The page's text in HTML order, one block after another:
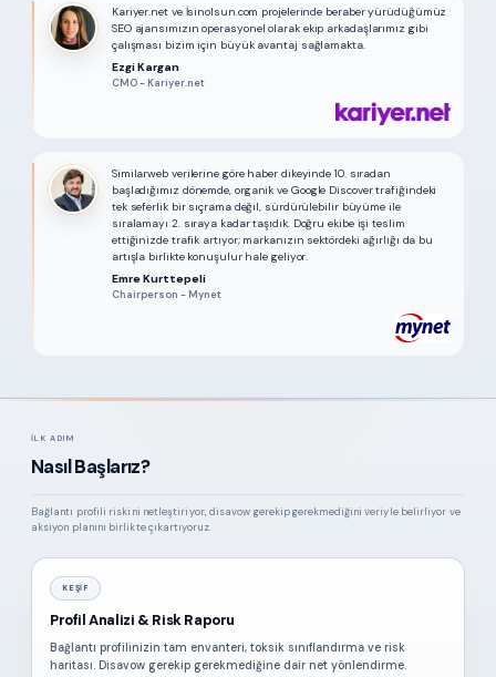
Kariyer.net ve İsinolsun.com projelerinde beraber yürüdüğümüz
SEO ajansımızın operasyonel olarak ekip arkadaşlarımız gibi
çalışması bizim için büyük avantaj sağlamakta.
Ezgi Kargan
CMO - Kariyer.net
Similarweb verilerine göre haber dikeyinde 10. sıradan
başladığımız dönemde, organik ve Google Discover trafiğindeki
tek seferlik bir sıçrama değil, sürdürülebilir büyüme ile
sıralamayı 2. sıraya kadar taşıdık. Doğru ekibe işi teslim
ettiğinizde trafik artıyor; markanızın sektördeki ağırlığı da bu
artışla birlikte konuşulur hale geliyor.
Emre Kurttepeli
Chairperson - Mynet
İLK ADIM
Nasıl Başlarız?
Bağlantı profili riskini netleştiriyor, disavow gerekip gerekmediğini veriyle belirliyor ve
aksiyon planını birlikte çıkartıyoruz.
KEŞIF
Profil Analizi & Risk Raporu
Bağlantı profilinizin tam envanteri, toksik sınıflandırma ve risk
haritası. Disavow gerekip gerekmediğine dair net yönlendirme.